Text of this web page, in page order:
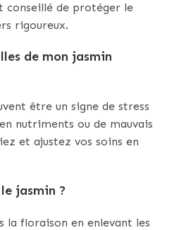
conseillé de protéger le
rigoureux.
de mon jasmin
être un signe de stress
nutriments ou de mauvais
et ajustez vos soins en
jasmin ?
la floraison en enlevant les